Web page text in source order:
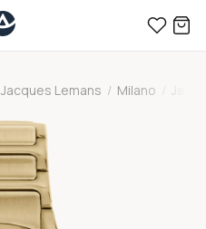
Jacques Lemans / Milano